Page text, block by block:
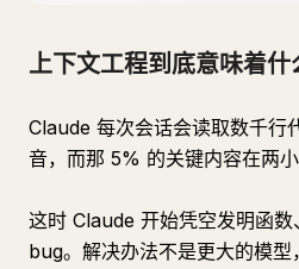
上下文工程到底意味着什
Claude 每次会话会读取数千行
音，而那 5% 的关键内容在两小
这时 Claude 开始凭空发明函
bug。解决办法不是更大的模